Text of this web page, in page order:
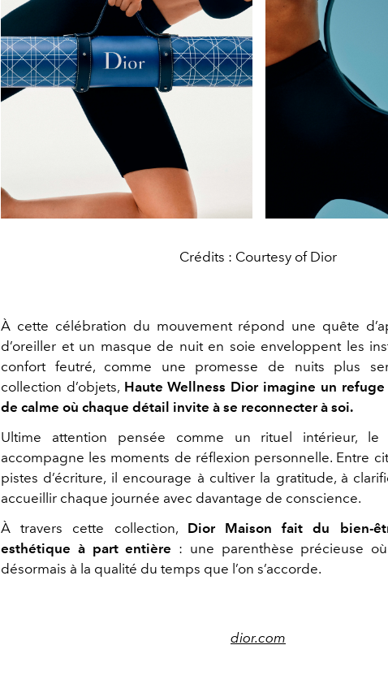
Crédits : Courtesy of Dior
À cette célébration du mouvement répond une quête
d’oreiller et un masque de nuit en soie enveloppent les
confort feutré, comme une promesse de nuits plus
collection d’objets, Haute Wellness Dior imagine un
de calme où chaque détail invite à se reconnecter à soi.
Ultime attention pensée comme un rituel intérieur,
accompagne les moments de réflexion personnelle. Entre
pistes d’écriture, il encourage à cultiver la gratitude, à
accueillir chaque journée avec davantage de conscience.
À travers cette collection, Dior Maison fait du bien-
esthétique à part entière : une parenthèse précieuse
désormais à la qualité du temps que l’on s’accorde.
dior.com